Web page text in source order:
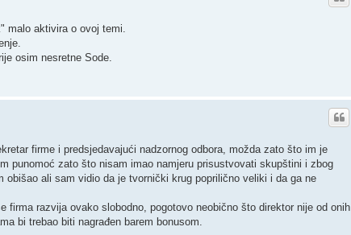
malo aktivira o ovoj temi.
osim nesretne Sode.
firme i predsjedavajući nadzornog odbora, možda zato što im je
punomoć zato što nisam imao namjeru prisustvovati skupštini i zbog
ali sam vidio da je tvornički krug poprilično veliki i da ga ne
razvija ovako slobodno, pogotovo neobično što direktor nije od onih
bi trebao biti nagrađen barem bonusom.